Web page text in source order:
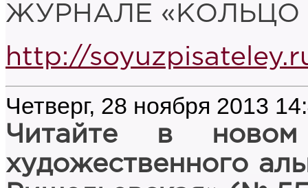
ЖУРНАЛЕ «КОЛЬЦО
http://
Четверг, 28 ноября 2013
Читайте в новом
художественного